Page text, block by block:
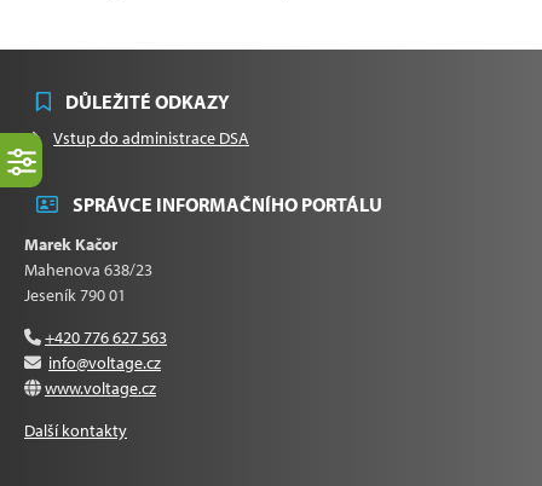
DŮLEŽITÉ ODKAZY
Vstup do administrace DSA
SPRÁVCE INFORMAČNÍHO PORTÁLU
Marek Kačor
Mahenova 638/23
Jeseník 790 01
+420 776 627 563
info@voltage.cz
www.voltage.cz
Další kontakty